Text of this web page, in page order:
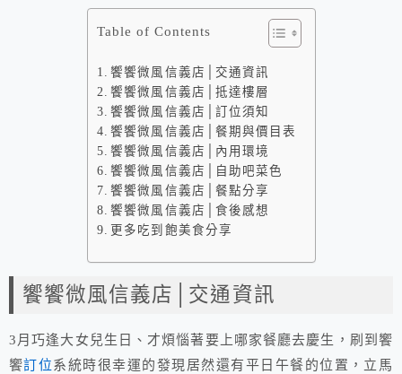
Table of Contents
饗饗微風信義店│交通資訊
饗饗微風信義店│抵達樓層
饗饗微風信義店│訂位須知
饗饗微風信義店│餐期與價目表
饗饗微風信義店│內用環境
饗饗微風信義店│自助吧菜色
饗饗微風信義店│餐點分享
饗饗微風信義店│食後感想
更多吃到飽美食分享
饗饗微風信義店│交通資訊
3月巧逢大女兒生日、才煩惱著要上哪家餐廳去慶生，刷到饗
饗訂位系統時很幸運的發現居然還有平日午餐的位置，立馬